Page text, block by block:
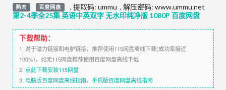
熟肉 百度网盘
第2-4季全25集 英语中英双字 无水印纯净版 1080P 百度网盘
, 提取码: ummu , 解压密码: www.ummu.net
下载帮助：
1. 对于磁力链接和电驴链接，推荐使用115网盘离线下载(成功率接近
100%)，如无115网盘推荐使用百度网盘离线下载
2. 点此下载安装115网盘
3. 电脑版百度网盘离线指南， 手机版百度网盘离线指南